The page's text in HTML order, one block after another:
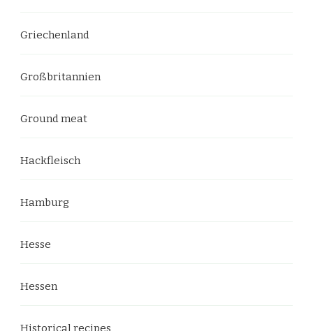
Griechenland
Großbritannien
Ground meat
Hackfleisch
Hamburg
Hesse
Hessen
Historical recipes